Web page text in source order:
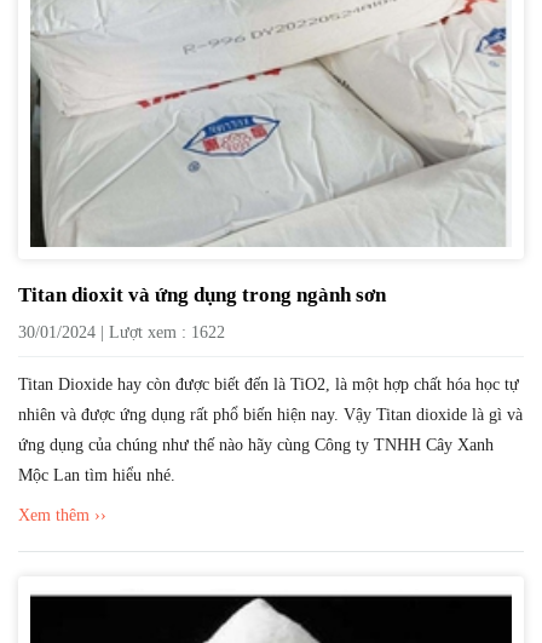
Titan dioxit và ứng dụng trong ngành sơn
30/01/2024 | Lượt xem : 1622
Titan Dioxide hay còn được biết đến là TiO2, là một hợp chất hóa học tự
nhiên và được ứng dụng rất phổ biến hiện nay. Vậy Titan dioxide là gì và
ứng dụng của chúng như thế nào hãy cùng Công ty TNHH Cây Xanh
Mộc Lan tìm hiểu nhé.
Xem thêm ››